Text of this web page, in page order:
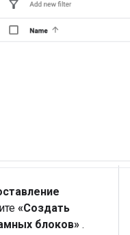
«Создать
блоков» .